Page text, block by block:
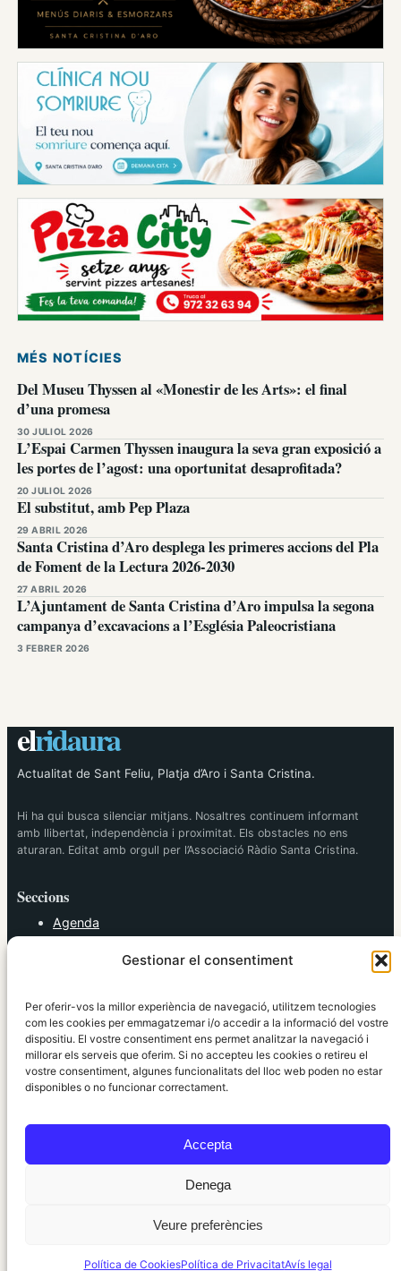
Gestionar el consentiment
Per oferir-vos la millor experiència de navegació, utilitzem tecnologies
com les cookies per emmagatzemar i/o accedir a la informació del vostre
dispositiu. El vostre consentiment ens permet analitzar la navegació i
millorar els serveis que oferim. Si no accepteu les cookies o retireu el
vostre consentiment, algunes funcionalitats del lloc web poden no estar
disponibles o no funcionar correctament.
Accepta
Denega
Veure preferències
Política de CookiesPolítica de PrivacitatAvís legal
MÉS NOTÍCIES
Del Museu Thyssen al «Monestir de les Arts»: el final
d’una promesa
30 JULIOL 2026
L’Espai Carmen Thyssen inaugura la seva gran exposició a
les portes de l’agost: una oportunitat desaprofitada?
20 JULIOL 2026
El substitut, amb Pep Plaza
29 ABRIL 2026
Santa Cristina d’Aro desplega les primeres accions del Pla
de Foment de la Lectura 2026-2030
27 ABRIL 2026
L’Ajuntament de Santa Cristina d’Aro impulsa la segona
campanya d’excavacions a l’Església Paleocristiana
3 FEBRER 2026
elridaura
Actualitat de Sant Feliu, Platja d’Aro i Santa Cristina.
Hi ha qui busca silenciar mitjans. Nosaltres continuem informant
amb llibertat, independència i proximitat. Els obstacles no ens
aturaran. Editat amb orgull per l’Associació Ràdio Santa Cristina.
Seccions
Agenda
Política
Societat
Tendències
elRidaura.com